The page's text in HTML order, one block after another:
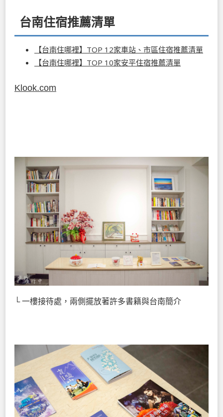
台南住宿推薦清單
【台南住哪裡】TOP 12家車站、市區住宿推薦清單
【台南住哪裡】TOP 10家安平住宿推薦清單
Klook.com
└ 一樓接待處，兩側擺放著許多書籍與台南簡介